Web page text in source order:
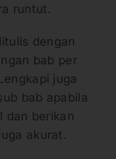
runtut.
dengan
bab per
juga
bab apabila
dan berikan
akurat.